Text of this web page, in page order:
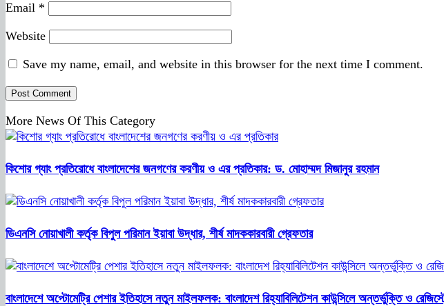
Email *
Website
Save my name, email, and website in this browser for the next time I comment.
More News Of This Category
কিশোর গ্যাং প্রতিরোধে বাংলাদেশের জনগণের করণীয় ও এর প্রতিকার: ড. মোহাম্মদ মিজানুর রহমান
ডিএনসি নোয়াখালী কর্তৃক বিপুল পরিমান ইয়াবা উদ্ধার, শীর্ষ মাদককারবারী গ্রেফতার
বাংলাদেশে অপ্টোমেট্রি পেশার ইতিহাসে নতুন মাইলফলক: বাংলাদেশ রিহ্যাবিলিটেশন কাউন্সিলে অন্তর্ভুক্তি ও